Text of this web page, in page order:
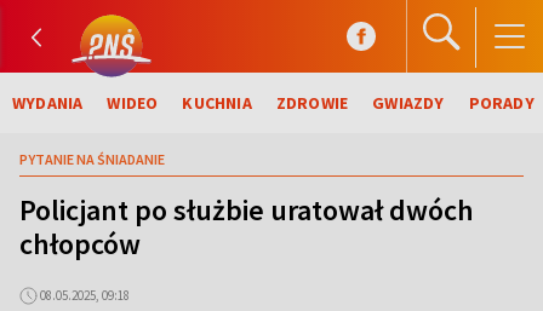
WYDANIA WIDEO KUCHNIA ZDROWIE GWIAZDY PORADY
PYTANIE NA ŚNIADANIE
Policjant po służbie uratował dwóch
chłopców
08.05.2025, 09:18